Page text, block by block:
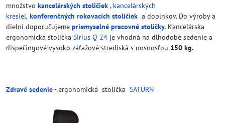
množstvo kancelárských stoličiek , kancelárských
kresiel, konferenčných rokovacích stoličiek a doplnkov. Do výroby a
dielni doporučujeme priemyselné pracovné stoličky. Kancelárska
ergonomická stolička Sirius Q 24 je vhodná na dlhodobé sedenie a
dispečingové vysoko záťažové strediská s nosnosťou 150 kg.
Zdravé sedenie- ergonomická stolička SATURN